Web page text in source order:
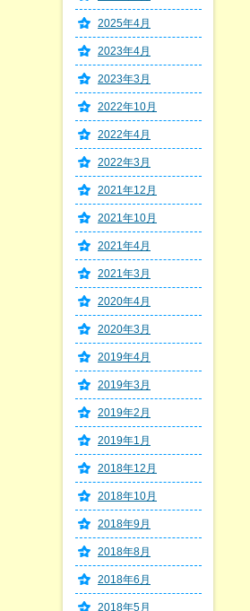
2025年4月
2023年4月
2023年3月
2022年10月
2022年4月
2022年3月
2021年12月
2021年10月
2021年4月
2021年3月
2020年4月
2020年3月
2019年4月
2019年3月
2019年2月
2019年1月
2018年12月
2018年10月
2018年9月
2018年8月
2018年6月
2018年5月